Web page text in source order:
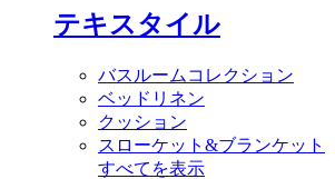
テキスタイル
バスルームコレクション
ベッドリネン
クッション
スローケット&ブランケット
すべてを表示